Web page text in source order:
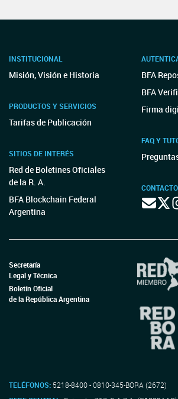
INSTITUCIONAL
Misión, Visión e Historia
PRODUCTOS Y SERVICIOS
Tarifas de Publicación
SITIOS DE INTERÉS
Red de Boletines Oficiales
de la R. A.
BFA Blockchain Federal
Argentina
BFA
BFA
Firma
FAQ Y
CONTACTO
Secretaría
Legal y Técnica
Boletín Oficial
de la República Argentina
TELÉFONOS: 5218-8400 - 0810-345-BORA (2672)